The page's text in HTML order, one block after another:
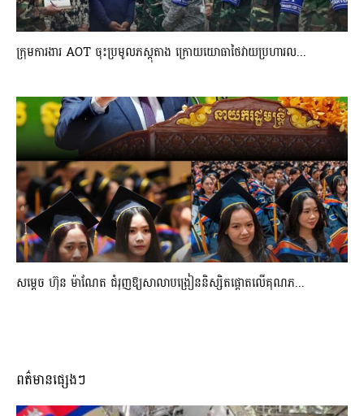
ក្រុមការងារ AOT ចុះប្រមូលភស្តុតាង ក្រោយយោធាថៃវាយប្រហារល...
សម្តេច ហ៊ុន ម៉ាណែត ជំរុញឱ្យសាលាបង្រៀននិស្សិតផ្តោតលើគុណភ...
ពត៌មានផ្សេងៗ